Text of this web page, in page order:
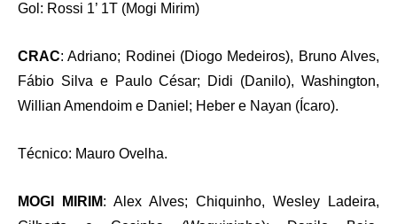
Gol: Rossi 1’ 1T (Mogi Mirim)
CRAC: Adriano; Rodinei (Diogo Medeiros), Bruno Alves,
Fábio Silva e Paulo César; Didi (Danilo), Washington,
Willian Amendoim e Daniel; Heber e Nayan (Ícaro).
Técnico: Mauro Ovelha.
MOGI MIRIM: Alex Alves; Chiquinho, Wesley Ladeira,